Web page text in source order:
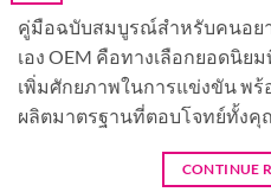
คู่มือฉบับสมบูรณ์สำหรับคนอย
เอง OEM คือทางเลือกยอดนิ
เพิ่มศักยภาพในการแข่งขัน พร้
ผลิตมาตรฐานที่ตอบโจทย์ทั้ง
CONTINUE